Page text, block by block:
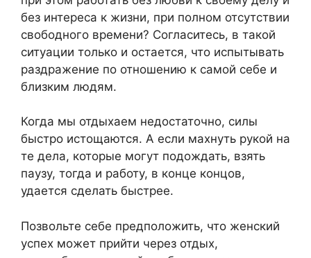
без интереса к жизни, при полном отсутствии
свободного времени? Согласитесь, в такой
ситуации только и остается, что испытывать
раздражение по отношению к самой себе и
близким людям.
Когда мы отдыхаем недостаточно, силы
быстро истощаются. А если махнуть рукой на
те дела, которые могут подождать, взять
паузу, тогда и работу, в конце концов,
удается сделать быстрее.
Позвольте себе предположить, что женский
успех может прийти через отдых,